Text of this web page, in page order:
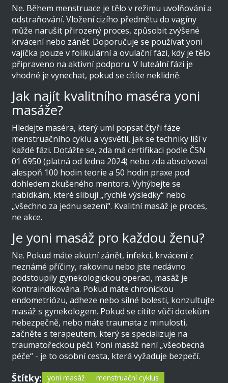
Ne. Během menstruace je tělo v režimu uvolňování a
odstraňování. Vložení cizího předmětu do vagíny
může narušit přirozený proces, způsobit zvýšené
krvácení nebo zánět. Doporučuje se používat yoni
vajíčka pouze v folikulární a ovulační fázi, kdy je tělo
připraveno na aktivní podporu. V luteální fázi je
vhodné je vynechat, pokud se cítíte neklidně.
Jak najít kvalitního maséra yoni
masáže?
Hledejte maséra, který umí popsat čtyři fáze
menstruačního cyklu a vysvětlí, jak se techniky liší v
každé fázi. Dotážte se, zda má certifikaci podle ČSN
01 6950 (platná od ledna 2024) nebo zda absolvoval
alespoň 100 hodin teorie a 50 hodin praxe pod
dohledem zkušeného mentora. Vyhýbejte se
nabídkám, které slibují „rychlé výsledky“ nebo
„všechno za jednu sezení“. Kvalitní masáž je proces,
ne akce.
Je yoni masáž pro každou ženu?
Ne. Pokud máte akutní zánět, infekci, krvácení z
neznámé příčiny, rakovinu nebo jste nedávno
podstoupily gynekologickou operaci, masáž je
kontraindikována. Pokud máte chronickou
endometriózu, adheze nebo silné bolesti, konzultujte
masáž s gynekologem. Pokud se cítíte vůči dotekům
nebezpečně, nebo máte traumata z minulosti,
začněte s terapeutem, který se specializuje na
traumatořeckou péči. Yoni masáž není „všeobecná
péče“ - je to osobní cesta, která vyžaduje bezpečí.
Štítky: yoni masáž menstruační cyklus